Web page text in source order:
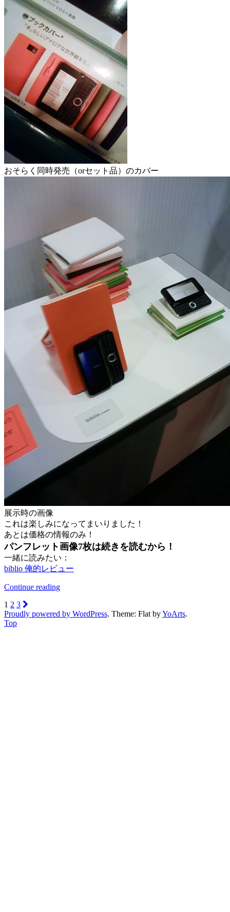
おそらく同時発売（orセット品）のカバー
展示時の画像
これは楽しみになってまいりました！
あとは価格の情報のみ！
パンフレット画像7枚は続きを読むから！
一緒に読みたい：
biblio 俺的レビュー
Continue reading
1 2 3
Proudly powered by WordPress. Theme: Flat byYoArts.
Top